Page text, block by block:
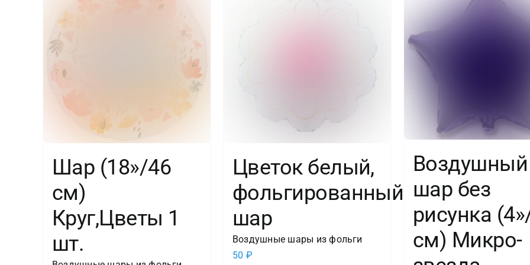
Шар (18»/46
см)
Круг,Цветы 1
шт.
Цветок белый,
фольгированный
шар
Воздушные шары из фольги
50 ₽
Воздушный
шар без
рисунка
см) Микро-